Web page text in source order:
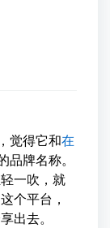
觉得它和在
品牌名称。
一吹，就
个平台，
出去。